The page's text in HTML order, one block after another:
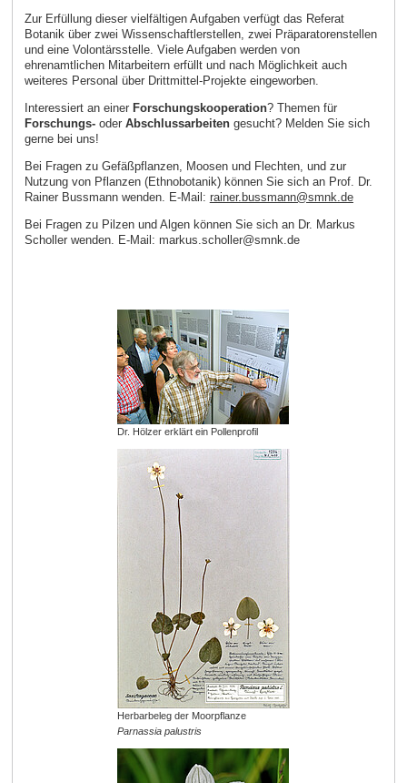
Zur Erfüllung dieser vielfältigen Aufgaben verfügt das Referat
Botanik über zwei Wissenschaftlerstellen, zwei Präparatorenstellen
und eine Volontärsstelle. Viele Aufgaben werden von
ehrenamtlichen Mitarbeitern erfüllt und nach Möglichkeit auch
weiteres Personal über Drittmittel-Projekte eingeworben.
Interessiert an einer Forschungskooperation? Themen für
Forschungs-oder Abschlussarbeitengesucht? Melden Sie sich
gerne bei uns!
Bei Fragen zu Gefäßpflanzen, Moosen und Flechten, und zur
Nutzung von Pflanzen (Ethnobotanik) können Sie sich an Prof. Dr.
Rainer Bussmann wenden. E‑Mail: rainer.bussmann@smnk.de
Bei Fragen zu Pilzen und Algen können Sie sich an Dr. Markus
Scholler wenden. E‑Mail: markus.scholler@smnk.de
Dr. Hölzer erklärt ein Pollenprofil
Herbarbeleg der Moorpflanze
Parnassia palustris